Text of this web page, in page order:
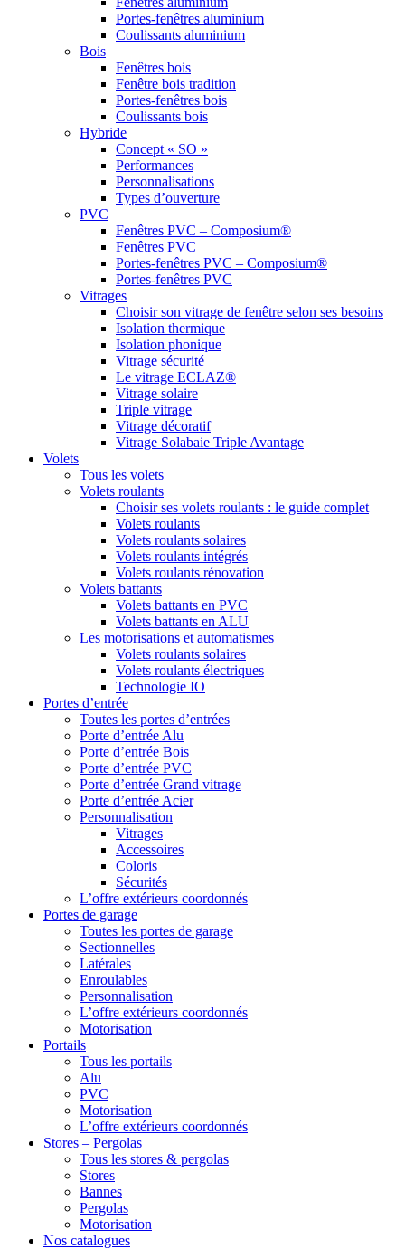
Portes-fenêtres aluminium
Coulissants aluminium
Bois
Fenêtres bois
Fenêtre bois tradition
Portes-fenêtres bois
Coulissants bois
Hybride
Concept « SO »
Performances
Personnalisations
Types d’ouverture
PVC
Fenêtres PVC – Composium®
Fenêtres PVC
Portes-fenêtres PVC – Composium®
Portes-fenêtres PVC
Vitrages
Choisir son vitrage de fenêtre selon ses besoins
Isolation thermique
Isolation phonique
Vitrage sécurité
Le vitrage ECLAZ®
Vitrage solaire
Triple vitrage
Vitrage décoratif
Vitrage Solabaie Triple Avantage
Volets
Tous les volets
Volets roulants
Choisir ses volets roulants : le guide complet
Volets roulants
Volets roulants solaires
Volets roulants intégrés
Volets roulants rénovation
Volets battants
Volets battants en PVC
Volets battants en ALU
Les motorisations et automatismes
Volets roulants solaires
Volets roulants électriques
Technologie IO
Portes d’entrée
Toutes les portes d’entrées
Porte d’entrée Alu
Porte d’entrée Bois
Porte d’entrée PVC
Porte d’entrée Grand vitrage
Porte d’entrée Acier
Personnalisation
Vitrages
Accessoires
Coloris
Sécurités
L’offre extérieurs coordonnés
Portes de garage
Toutes les portes de garage
Sectionnelles
Latérales
Enroulables
Personnalisation
L’offre extérieurs coordonnés
Motorisation
Portails
Tous les portails
Alu
PVC
Motorisation
L’offre extérieurs coordonnés
Stores – Pergolas
Tous les stores & pergolas
Stores
Bannes
Pergolas
Motorisation
Nos catalogues